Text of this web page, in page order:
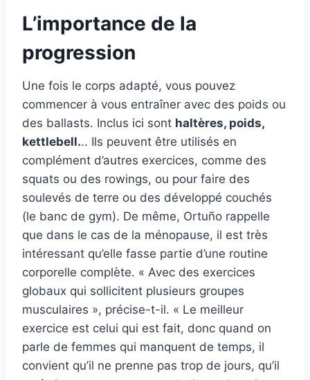
L’importance de la
progression
Une fois le corps adapté, vous pouvez
commencer à vous entraîner avec des poids ou
des ballasts. Inclus ici sont haltères, poids,
kettlebell... Ils peuvent être utilisés en
complément d’autres exercices, comme des
squats ou des rowings, ou pour faire des
soulevés de terre ou des développé couchés
(le banc de gym). De même, Ortuño rappelle
que dans le cas de la ménopause, il est très
intéressant qu’elle fasse partie d’une routine
corporelle complète. « Avec des exercices
globaux qui sollicitent plusieurs groupes
musculaires », précise-t-il. « Le meilleur
exercice est celui qui est fait, donc quand on
parle de femmes qui manquent de temps, il
convient qu’il ne prenne pas trop de jours, qu’il